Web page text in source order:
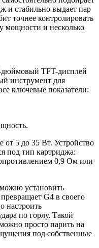
и стабильно выдает пар
точнее контролировать
мощности и несколько
дюймовый TFT-дисплей
инструмент для
ключевые показатели:
от 5 до 35 Вт. Устройство
под тип картриджа:
0,9 Ом или
установить
G4 в своего
настроить
по горлу. Такой
просто парить на
под собственные